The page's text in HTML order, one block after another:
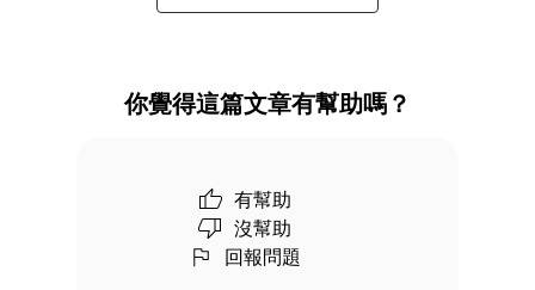
你覺得這篇文章有幫助嗎？
有幫助
沒幫助
回報問題